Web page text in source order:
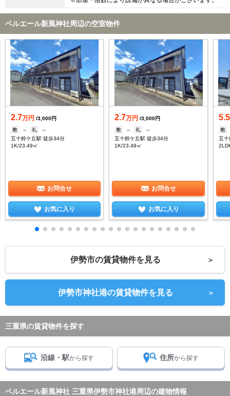
ベルエール新風神社周辺の空室物件
2.7万円 /3,000円
敷
-- 礼
--
五十鈴ケ丘駅 徒歩34分
1K/23.49㎡
お問合せ
お気に入り
2.7万円 /3,000円
敷
-- 礼
--
五十鈴ケ丘駅 徒歩34分
1K/23.49㎡
お問合せ
お気に入り
5.5
敷
五十
伊勢市の賃貸物件を見る ＞
伊勢市神社港の賃貸物件を見る ＞
三重県の賃貸物件を探す
沿線・駅から探す 住所から探す
ベルエール新風神社 三重県伊勢市神社港周辺の建物情報